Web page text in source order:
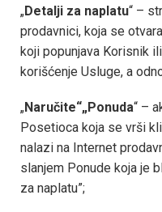
„Detalji za naplatu“ –
prodavnici, koja se
koji popunjava Korisnik
korišćenje Usluge, a
„Naručite“„Ponuda“ –
Posetioca koja se vrši
nalazi na Internet
slanjem Ponude koja je
za naplatu”;